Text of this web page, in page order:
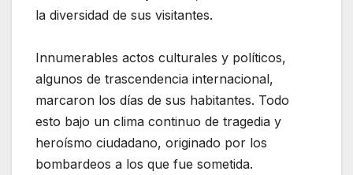
la diversidad de sus visitantes.
Innumerables actos culturales y políticos,
algunos de trascendencia internacional,
marcaron los días de sus habitantes. Todo
esto bajo un clima continuo de tragedia y
heroísmo ciudadano, originado por los
bombardeos a los que fue sometida.